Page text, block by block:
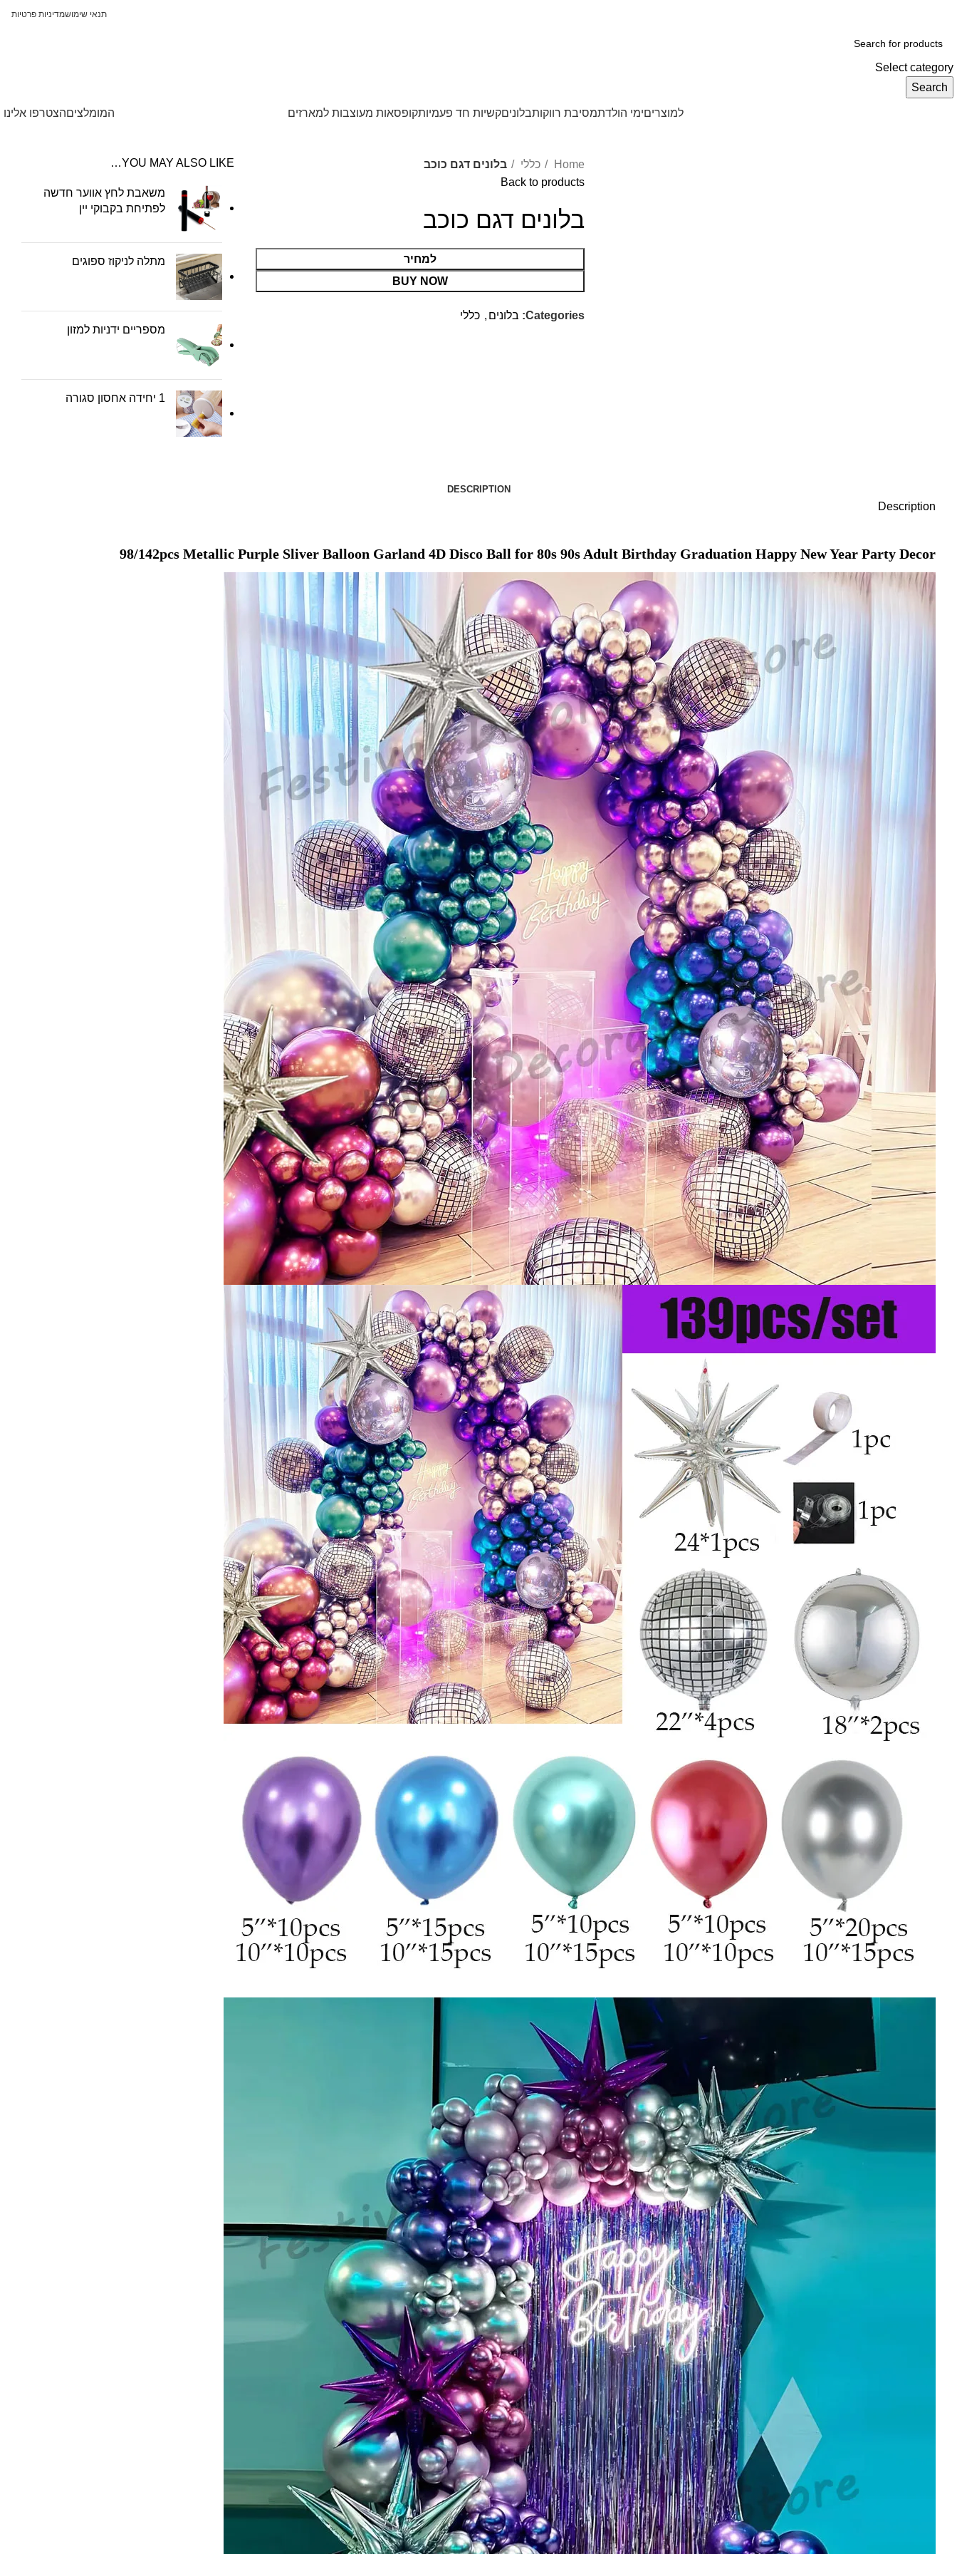
תנאי שימושמדיניות פרטיות
Select category
Search
למוצריםימי הולדתמסיבת רווקותבלוניםקשיות חד פעמיותקופסאות מעוצבות למארזים המומלציםהצטרפו אלינו
Home כללי
בלונים דגם כוכב
Back to products
בלונים דגם כוכב
למחיר
BUY NOW
Categories: בלונים , כללי
YOU MAY ALSO LIKE…
משאבת לחץ אווער חדשה
לפתיחת בקבוקי יין
מתלה לניקוז ספוגים
מספריים ידניות למזון
1 יחידה אחסון סגורה
DESCRIPTION
Description
98/142pcs Metallic Purple Sliver Balloon Garland 4D Disco Ball for 80s 90s Adult Birthday Graduation Happy New Year Party Decor